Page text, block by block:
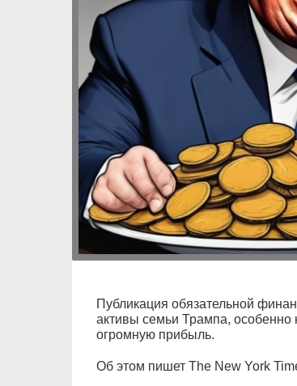
Публикация обязательной
активы семьи Трампа, особенно
огромную прибыль.
Об этом пишет The New York